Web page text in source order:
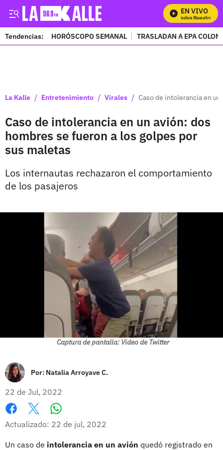
EN VIVO
Mira Todos Nuestros
Tendencias: HORÓSCOPO SEMANAL TRASLADAN A EPA
La Kalle / Entretenimiento / Virales / Caso de intolerancia en
Caso de intolerancia en un avión: dos
hombres se fueron a los golpes por
sus maletas
Los internautas rechazaron el comportamiento
de los pasajeros
Captura de pantalla: Video de Twitter
Por: Natalia Arroyave C.
22 de Jul, 2022
Facebook
X
Actualizado: 22 de jul, 2022
Un caso de intolerancia en un avión quedó registrado en